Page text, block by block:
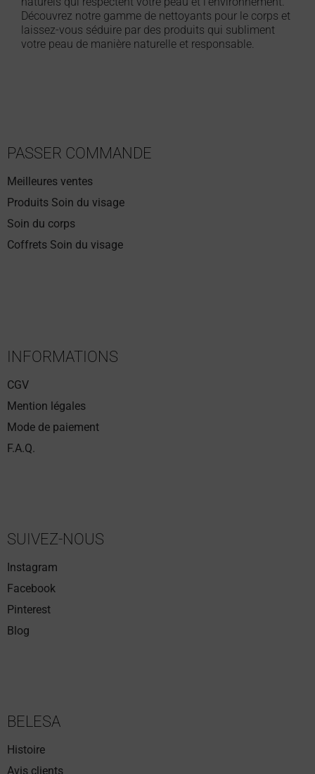
Découvrez notre gamme de nettoyants pour le corps et
laissez-vous séduire par des produits qui subliment
votre peau de manière naturelle et responsable.
PASSER COMMANDE
Meilleures ventes
Produits Soin du visage
Soin du corps
Coffrets Soin du visage
INFORMATIONS
CGV
Mention légales
Mode de paiement
F.A.Q.
SUIVEZ-NOUS
Instagram
Facebook
Pinterest
Blog
BELESA
Histoire
Avis clients